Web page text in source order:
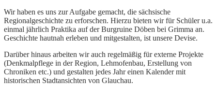
Wir haben es uns zur Aufgabe gemacht, die sächsische
Regionalgeschichte zu erforschen. Hierzu bieten wir für Schüler u.a.
einmal jährlich Praktika auf der Burgruine Döben bei Grimma an.
Geschichte hautnah erleben und mitgestalten, ist unsere Devise.
Darüber hinaus arbeiten wir auch regelmäßig für externe Projekte
(Denkmalpflege in der Region, Lehmofenbau, Erstellung von
Chroniken etc.) und gestalten jedes Jahr einen Kalender mit
historischen Stadtansichten von Glauchau.